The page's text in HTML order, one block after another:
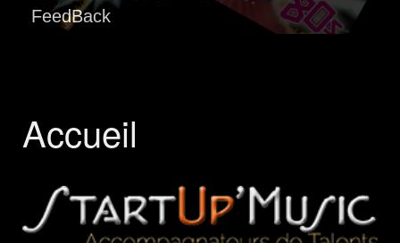
FeedBack
Accueil